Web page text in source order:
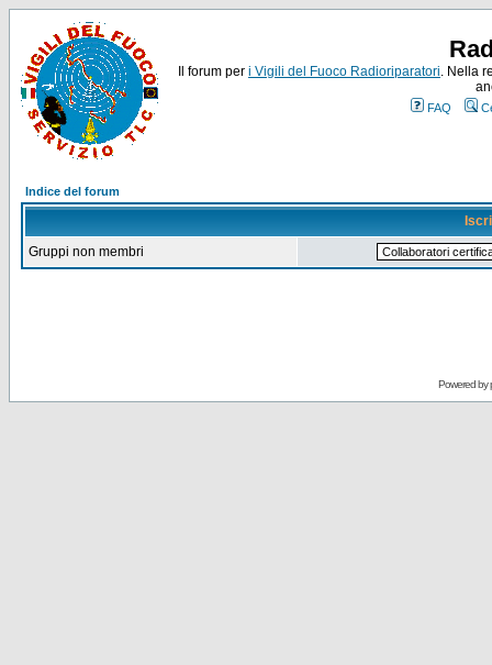
Il forum per i Vigili del Fuoco Radioriparatori. Nella
FAQ
Indice del forum
Gruppi non membri
Powered by